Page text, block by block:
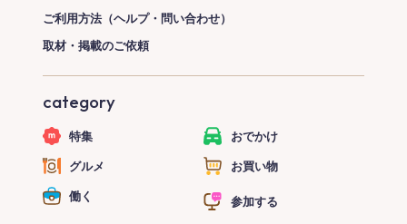
ご利用方法（ヘルプ・問い合わせ）
取材・掲載のご依頼
category
特集 おでかけ
グルメ お買い物
働く 参加する